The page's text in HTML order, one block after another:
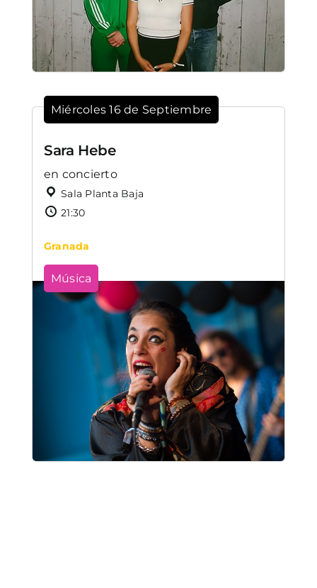
Miércoles 16 de Septiembre
Sara Hebe
en concierto
Sala Planta Baja
21:30
Granada
Música